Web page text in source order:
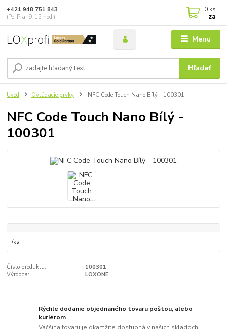
Menu
Hľadať
+421 948 751 843
(Po-Pia, 9-15 hod.)
0 ks
za
Úvod Ovládacie prvky NFC Code Touch Nano Bílý - 100301
NFC Code Touch Nano Bílý -
100301
/ks
Číslo produktu:
100301
Výrobca:
LOXONE
Rýchle dodanie objednaného tovaru poštou, alebo
kuriérom
Väčšina tovaru je okamžite dostupná v našich skladoch.